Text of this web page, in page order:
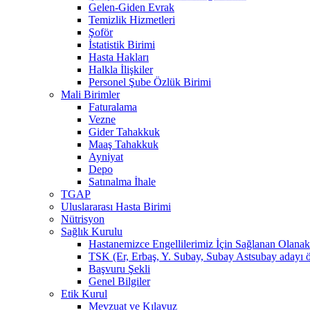
Gelen-Giden Evrak
Temizlik Hizmetleri
Şoför
İstatistik Birimi
Hasta Hakları
Halkla İlişkiler
Personel Şube Özlük Birimi
Mali Birimler
Faturalama
Vezne
Gider Tahakkuk
Maaş Tahakkuk
Ayniyat
Depo
Satınalma İhale
TGAP
Uluslararası Hasta Birimi
Nütrisyon
Sağlık Kurulu
Hastanemizce Engellilerimiz İçin Sağlanan
TSK (Er, Erbaş, Y. Subay, Subay Astsubay adayı
Başvuru Şekli
Genel Bilgiler
Etik Kurul
Mevzuat ve Kılavuz